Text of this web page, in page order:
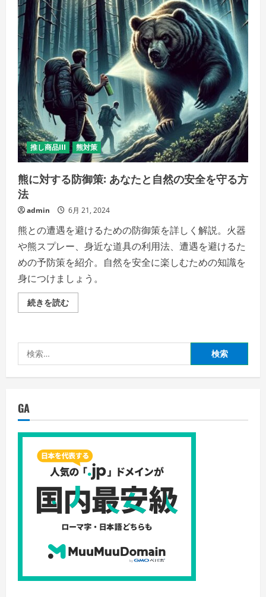
推し商品III 熊対策
熊に対する防御策: あなたと自然の安全を守る方
法
admin 6月 21, 2024
熊との遭遇を避けるための防御策を詳しく解説。火器
や熊スプレー、身近な道具の利用法、遭遇を避けるた
めの予防策を紹介。自然を安全に楽しむための知識を
身につけましょう。
続きを読む熊
に
防
あ
な
の
全
守
る
方
法
の
詳
細
を
覧
さ
い
索:
GA